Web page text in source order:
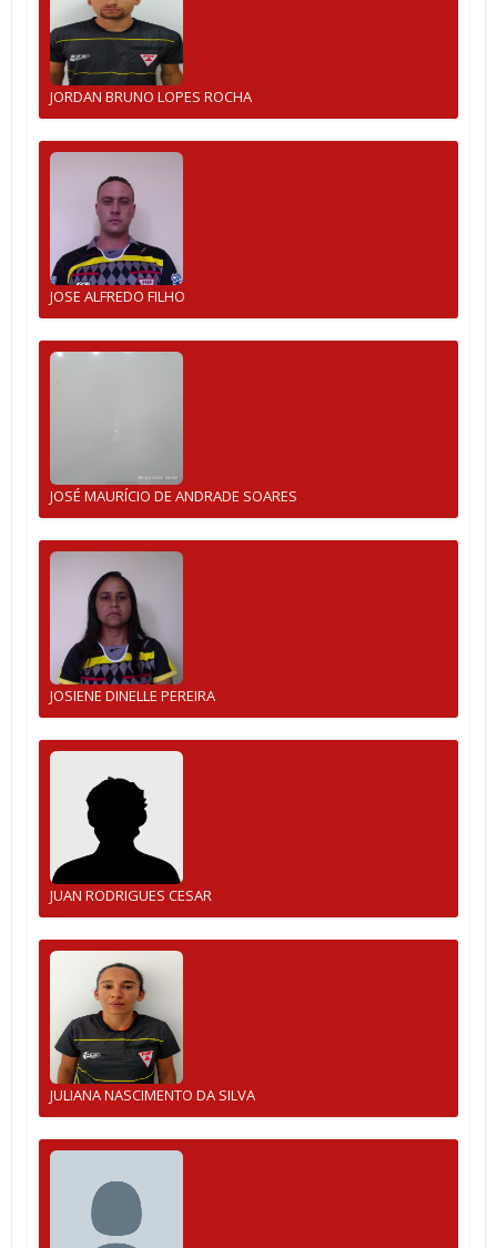
JORDAN BRUNO LOPES ROCHA
JOSE ALFREDO FILHO
JOSÉ MAURÍCIO DE ANDRADE SOARES
JOSIENE DINELLE PEREIRA
JUAN RODRIGUES CESAR
JULIANA NASCIMENTO DA SILVA